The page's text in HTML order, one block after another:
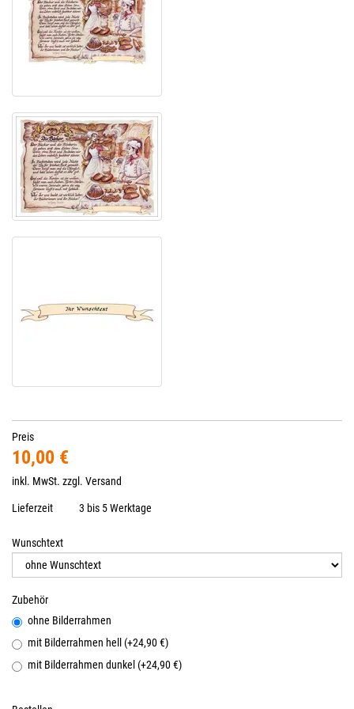
Preis
10,00 €
inkl. MwSt. zzgl. Versand
Lieferzeit 3 bis 5 Werktage
Wunschtext
Zubehör
ohne Bilderrahmen
mit Bilderrahmen hell (+24,90 €)
mit Bilderrahmen dunkel (+24,90 €)